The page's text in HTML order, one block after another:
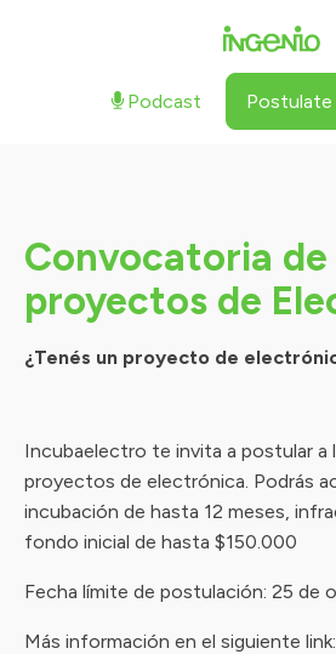
Podcast Postulate
Convocatoria de
proyectos de
¿Tenés un proyecto de
Incubaelectro te invita a postular a
proyectos de electrónica. Podrás
incubación de hasta 12 meses,
fondo inicial de hasta $150.000
Fecha límite de postulación: 25 de
Más información en el siguiente link: